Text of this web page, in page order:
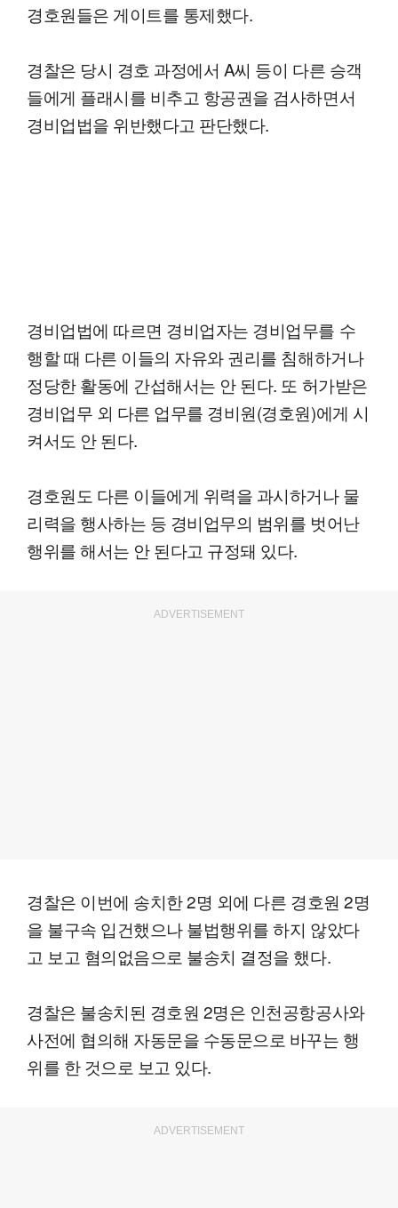
경호원들은 게이트를 통제했다.
경찰은 당시 경호 과정에서 A씨 등이 다른 승객
들에게 플래시를 비추고 항공권을 검사하면서
경비업법을 위반했다고 판단했다.
경비업법에 따르면 경비업자는 경비업무를 수
행할 때 다른 이들의 자유와 권리를 침해하거나
정당한 활동에 간섭해서는 안 된다. 또 허가받은
경비업무 외 다른 업무를 경비원(경호원)에게 시
켜서도 안 된다.
경호원도 다른 이들에게 위력을 과시하거나 물
리력을 행사하는 등 경비업무의 범위를 벗어난
행위를 해서는 안 된다고 규정돼 있다.
ADVERTISEMENT
경찰은 이번에 송치한 2명 외에 다른 경호원 2명
을 불구속 입건했으나 불법행위를 하지 않았다
고 보고 혐의없음으로 불송치 결정을 했다.
경찰은 불송치된 경호원 2명은 인천공항공사와
사전에 협의해 자동문을 수동문으로 바꾸는 행
위를 한 것으로 보고 있다.
ADVERTISEMENT